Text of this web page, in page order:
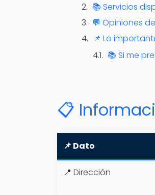
📚 Servicios
💬 Opiniones
📌 Lo
📚 Si me
📋
📌 Dato
📍 Dirección